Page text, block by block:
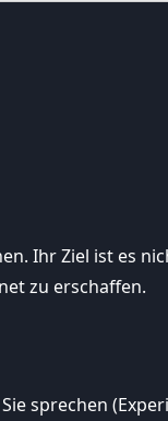
Ihr Ziel ist es
zu erschaffen.
sprechen